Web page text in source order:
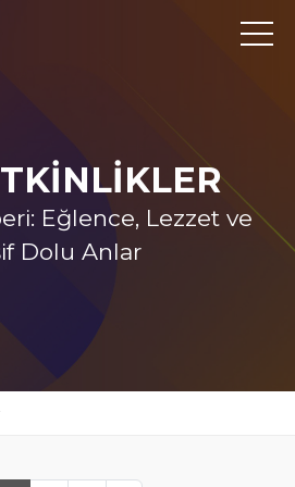
Eğlence, Lezzet ve
Dolu Anlar